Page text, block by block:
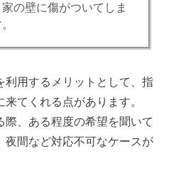
の壁に傷がついてしま
利用するメリットとして、指
てくれる点があります。
、ある程度の希望を聞いて
夜間など対応不可なケースが